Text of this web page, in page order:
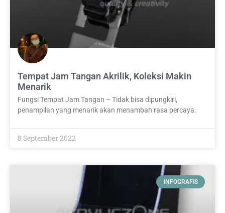
Tempat Jam Tangan Akrilik, Koleksi Makin
Menarik
Fungsi Tempat Jam Tangan – Tidak bisa dipungkiri,
penampilan yang menarik akan menambah rasa percaya.
8 September 2022
INFOGRAFIS